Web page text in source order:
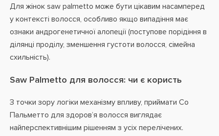
Для жінок saw palmetto може бути цікавим насамперед
у контексті волосся, особливо якщо випадіння має
ознаки андрогенетичної алопеції (поступове порідіння в
ділянці проділу, зменшення густоти волосся, сімейна
схильність).
Saw Palmetto для волосся: чи є користь
З точки зору логіки механізму впливу, приймати Со
Пальметто для здоров’я волосся виглядає
найперспективнішим рішенням з усіх перелічених.